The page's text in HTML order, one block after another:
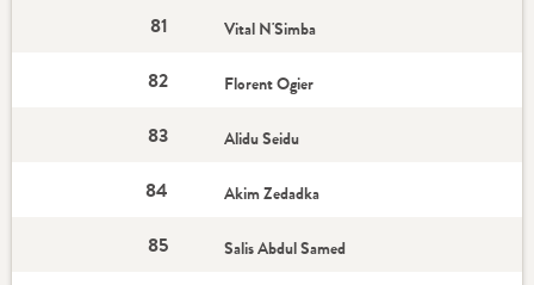
81 Vital N'Simba
82 Florent Ogier
83 Alidu Seidu
84 Akim Zedadka
85 Salis Abdul Samed